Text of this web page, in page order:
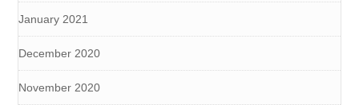
January 2021
December 2020
November 2020